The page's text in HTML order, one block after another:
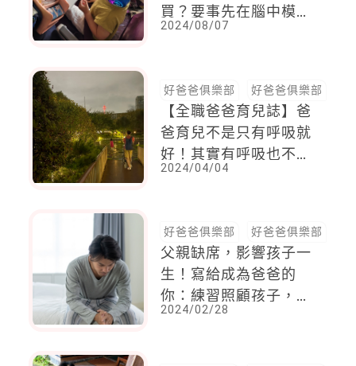
買？要事先在腦中模擬
的事
2024/08/07
好爸爸俱樂部 好爸爸俱樂部
【全職爸爸育兒誌】爸
爸育兒不是只有呼吸就
好！其實有呼吸也不簡
單，你以為爸爸就像根
2024/04/04
好爸爸俱樂部 好爸爸俱樂部
父親缺席，影響孩子一
生！寫給成為爸爸的
你：練習照顧孩子，就
是學習照顧好自己
2024/02/28